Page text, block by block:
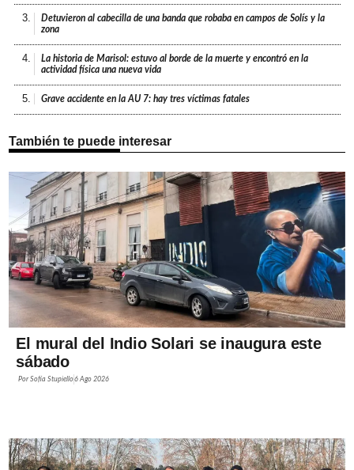
3.
Detuvieron al cabecilla de una banda que robaba en campos de Solís y la
zona
4.
La historia de Marisol: estuvo al borde de la muerte y encontró en la
actividad física una nueva vida
5. Grave accidente en la AU 7: hay tres víctimas fatales
También te puede interesar
El mural del Indio Solari se inaugura este
sábado
PorSofía Stupiello6 Ago 2026